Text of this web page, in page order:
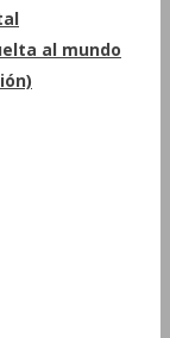
al mundo